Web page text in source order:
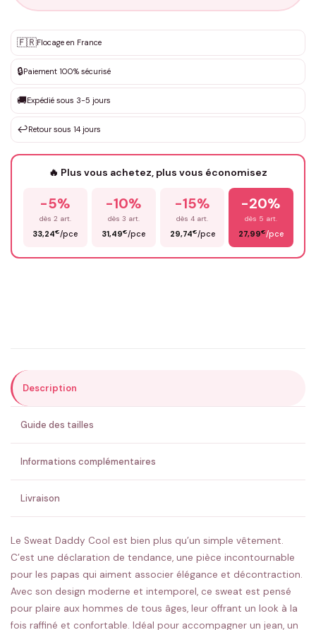
✨ Personnalisation sur mesure
DEVIS GRATUIT · Personnalisation de 3 à 10€ selon la demande
Que souhaitez-vous ?*
Votre texte / idée*
Prénom*
ENVOYER MA DEMANDE ✨
💚 Retour sous 24-48h🇫🇷 Flocage en France✅ Validation avant fabrication
🇫🇷Flocage en France
🔒Paiement 100% sécurisé
🚚Expédié sous 3-5 jours
↩️Retour sous 14 jours
🔥 Plus vous achetez, plus vous économisez
-5%
dès 2 art.
33,24€/pce
-10%
dès 3 art.
31,49€/pce
-15%
dès 4 art.
29,74€/pce
-20%
dès 5 art.
27,99€/pce
Description
Guide des tailles
Informations complémentaires
Livraison
Le Sweat Daddy Cool est bien plus qu’un simple vêtement.
C’est une déclaration de tendance, une pièce incontournable
pour les papas qui aiment associer élégance et décontraction.
Avec son design moderne et intemporel, ce sweat est pensé
pour plaire aux hommes de tous âges, leur offrant un look à la
fois raffiné et confortable. Idéal pour accompagner un jean, un